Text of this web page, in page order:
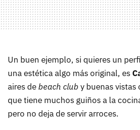
Un buen ejemplo, si quieres un
una estética algo más original, es
aires debeach club y buenas
que tiene muchos guiños a la
pero no deja de servir arroces.